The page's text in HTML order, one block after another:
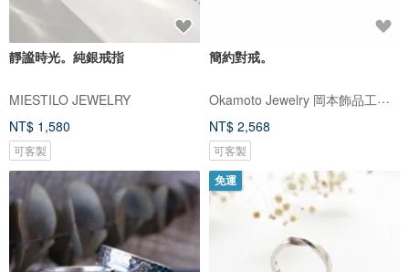
靜謐時光。純銀戒指
MIESTILO JEWELRY
NT$ 1,580
可客製
簡約對戒。
Okamoto Jewelry 岡本飾品工作室
NT$ 2,568
可客製
免運